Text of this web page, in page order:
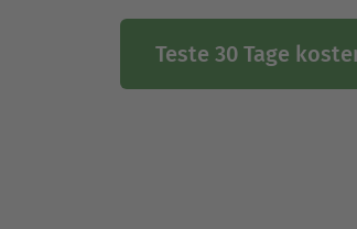
Teste 30 Tage